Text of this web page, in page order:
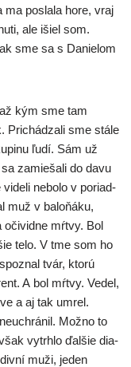
ma posla­la hore, vraj
ale išiel som.
sme sa s Danielom
kým sme tam
Prichádzali sme stá­le
ľudí. Sám už
zamie­ša­li do davu
vide­li nebo­lo v poriad­
muž v balo­ňá­ku,
mŕt­vy. Bol
telo. V tme som ho
tvár, kto­rú
A bol mŕt­vy. Vedel,
a aj tak umrel.
Možno to
vytrh­lo ďal­šie dia­
muži, jeden